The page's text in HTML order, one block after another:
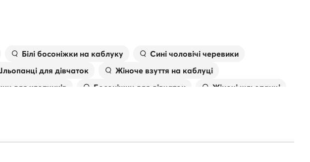
Білі босоніжки на каблуку
Сині чоловічі черевики
для дівчаток
Жіноче взуття на каблуці
для хлопчиків Босоніжки для дівчаток
Жіночі шльопанці